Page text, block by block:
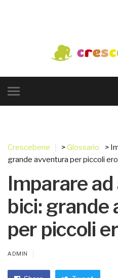
Crescebene >Glossario
>
grande avventura per piccoli
Imparare
bici: grande
per piccoli
ADMIN